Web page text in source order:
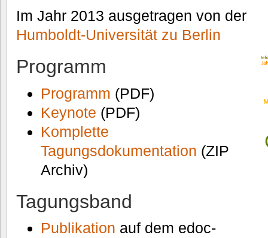
Im Jahr 2013 ausgetragen von der
Humboldt-Universität zu Berlin
Programm
Programm (PDF)
Keynote (PDF)
Komplette
Tagungsdokumentation (ZIP
Archiv)
Tagungsband
Publikation auf dem edoc-